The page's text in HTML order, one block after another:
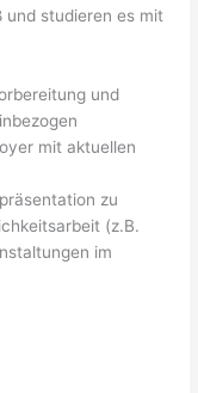
studieren es mit
und
mit aktuellen
zu
(z.B.
im